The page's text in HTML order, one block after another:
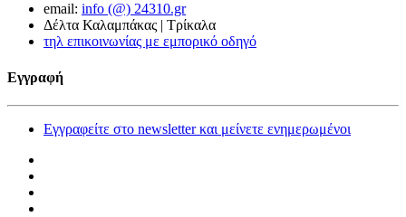
email: info (@) 24310.gr
Δέλτα Καλαμπάκας | Τρίκαλα
τηλ επικοινωνίας με εμπορικό οδηγό
Εγγραφή
Εγγραφείτε στο newsletter και μείνετε ενημερωμένοι